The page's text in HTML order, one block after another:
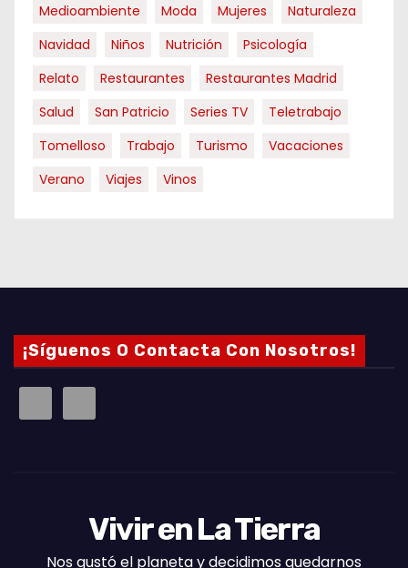
Medioambiente
Moda Mujeres
Naturaleza
Navidad
Niños Nutrición
Psicología
Relato
Restaurantes
Restaurantes Madrid
Salud
San Patricio Series TV
Teletrabajo
Tomelloso
Trabajo Turismo
Vacaciones
Verano
Viajes Vinos
¡Síguenos O Contacta Con Nosotros!
Vivir en La Tierra
Nos gustó el planeta y decidimos quedarnos